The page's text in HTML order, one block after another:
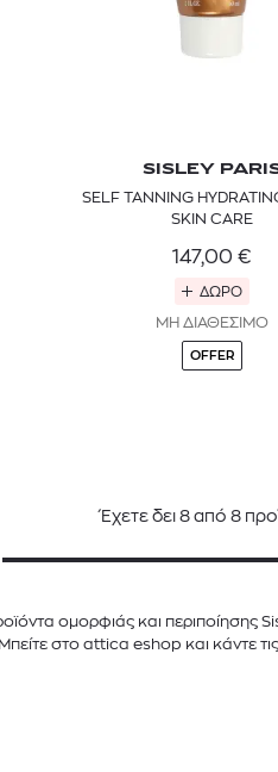
SISLEY
SELF TANNING
SKIN CARE
147,00 €
ΔΩΡΟ
ΜΗ ΔΙΑΘΕΣΙΜΟ
OFFER
Έχετε δει 8 από 8
ομορφιάς και περιποίησης
Μπείτε στο attica eshop και κάντε